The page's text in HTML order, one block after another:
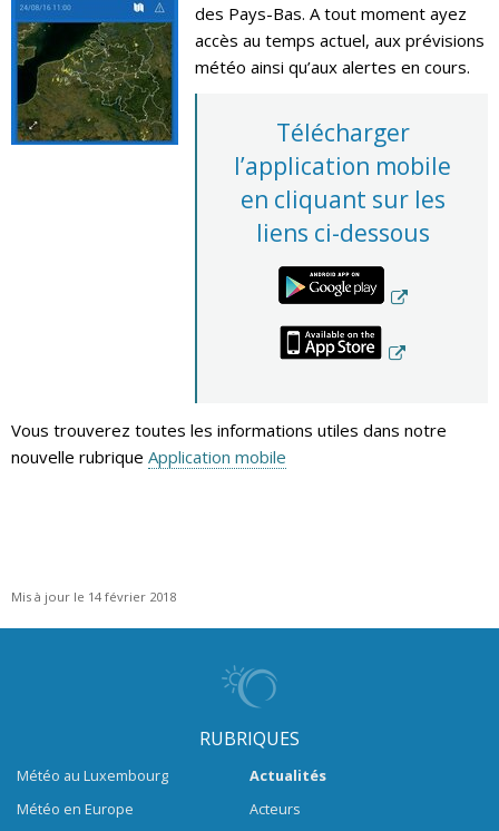
des Pays-Bas. A tout moment ayez
accès au temps actuel, aux prévisions
météo ainsi qu’aux alertes en cours.
Télécharger
l’application mobile
en cliquant sur les
liens ci-dessous
Vous trouverez toutes les informations utiles dans notre
nouvelle rubrique Application mobile
Mis à jour le 14 février 2018
RUBRIQUES
Météo au Luxembourg
Météo en Europe
Actualités
Acteurs